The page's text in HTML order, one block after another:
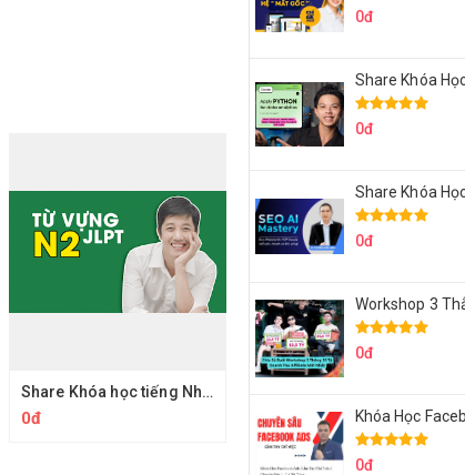
Share Khóa học tiếng Nhật N2 Dungmori - Hướng dẫn học JLPT tiếng nhật online
0đ
0đ
0đ
0đ
0đ
0đ